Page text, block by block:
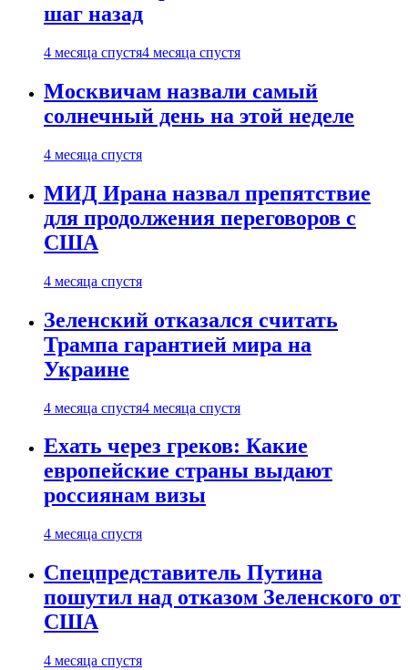
шаг назад
4 месяца спустя4 месяца спустя
Москвичам назвали самый
солнечный день на этой неделе
4 месяца спустя
МИД Ирана назвал препятствие
для продолжения переговоров с
США
4 месяца спустя
Зеленский отказался считать
Трампа гарантией мира на
Украине
4 месяца спустя4 месяца спустя
Ехать через греков: Какие
европейские страны выдают
россиянам визы
4 месяца спустя
Спецпредставитель Путина
пошутил над отказом Зеленского от
США
4 месяца спустя